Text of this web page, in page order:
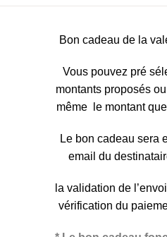
Bon cadeau de la
Vous pouvez pré
montants proposés
même le montant
Le bon cadeau sera
email du
la validation de
vérification du